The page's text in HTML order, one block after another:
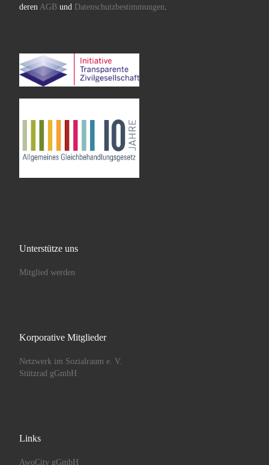
deren AGBund Datenschutzbestimmungen
Unterstütze uns
Mitglied werden
Korporative Mitglieder
Netzwerk im Sozialraum e. V.
Stützrad gGmbH
Links
AwoCity gGmbH